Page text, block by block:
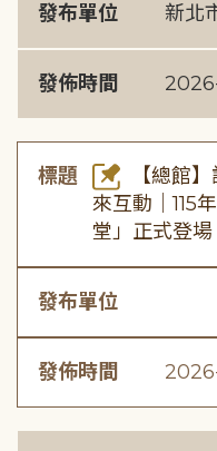
發布單位 新北
發佈時間
標題
【總館
來互動｜115
堂」正式登場
發布單位
發佈時間